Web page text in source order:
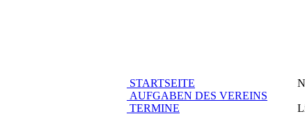
STARTSEITE
AUFGABEN DES VEREINS
TERMINE